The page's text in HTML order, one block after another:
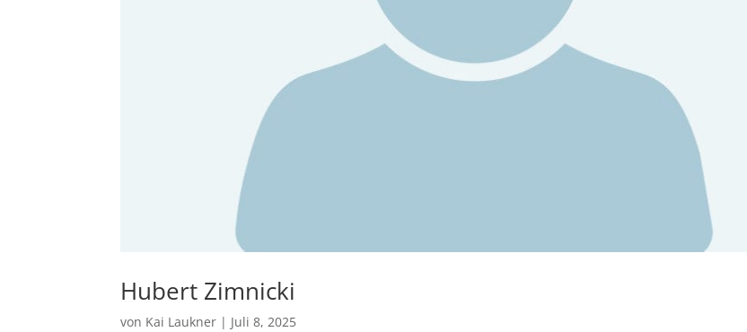
Hubert Zimnicki
von Kai Laukner | Juli 8, 2025